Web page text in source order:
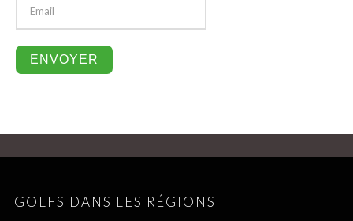
GOLFS DANS LES RÉGIONS